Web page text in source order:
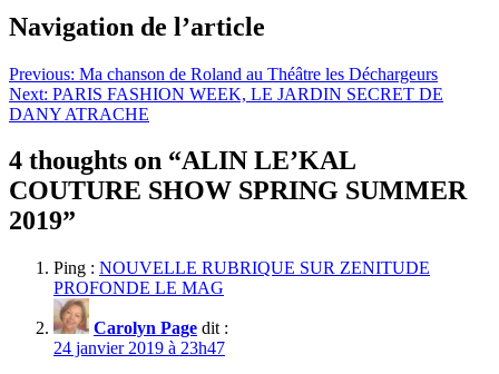
Navigation de l’article
Previous: Ma chanson de Roland au Théâtre les Déchargeurs
Next: PARIS FASHION WEEK, LE JARDIN SECRET DE
DANY ATRACHE
4 thoughts on “ALIN LE’KAL
COUTURE SHOW SPRING SUMMER
2019”
Ping : NOUVELLE RUBRIQUE SUR ZENITUDE
PROFONDE LE MAG
Carolyn Page dit :
24 janvier 2019 à 23h47